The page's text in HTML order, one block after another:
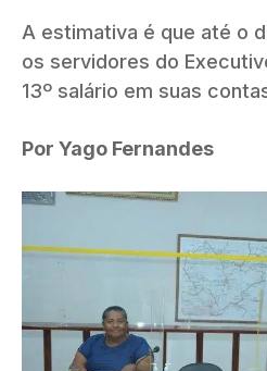
A estimativa é que até o
os servidores do
13º salário em suas
Por Yago Fernandes